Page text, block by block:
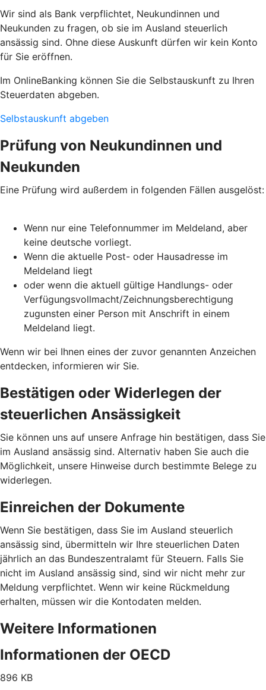
Wir sind als Bank verpflichtet, Neukundinnen und
Neukunden zu fragen, ob sie im Ausland steuerlich
ansässig sind. Ohne diese Auskunft dürfen wir kein Konto
für Sie eröffnen.
Im OnlineBanking können Sie die Selbstauskunft zu Ihren
Steuerdaten abgeben.
Selbstauskunft abgeben
Prüfung von Neukundinnen und
Neukunden
Eine Prüfung wird außerdem in folgenden Fällen ausgelöst:
Wenn nur eine Telefonnummer im Meldeland, aber
keine deutsche vorliegt.
Wenn die aktuelle Post- oder Hausadresse im
Meldeland liegt
oder wenn die aktuell gültige Handlungs- oder
Verfügungsvollmacht/Zeichnungsberechtigung
zugunsten einer Person mit Anschrift in einem
Meldeland liegt.
Wenn wir bei Ihnen eines der zuvor genannten Anzeichen
entdecken, informieren wir Sie.
Bestätigen oder Widerlegen der
steuerlichen Ansässigkeit
Sie können uns auf unsere Anfrage hin bestätigen, dass Sie
im Ausland ansässig sind. Alternativ haben Sie auch die
Möglichkeit, unsere Hinweise durch bestimmte Belege zu
widerlegen.
Einreichen der Dokumente
Wenn Sie bestätigen, dass Sie im Ausland steuerlich
ansässig sind, übermitteln wir Ihre steuerlichen Daten
jährlich an das Bundeszentralamt für Steuern. Falls Sie
nicht im Ausland ansässig sind, sind wir nicht mehr zur
Meldung verpflichtet. Wenn wir keine Rückmeldung
erhalten, müssen wir die Kontodaten melden.
Weitere Informationen
Informationen der OECD
896 KB